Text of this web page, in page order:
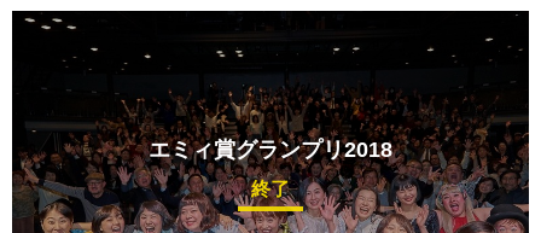
エミィ賞グランプリ2018
終了